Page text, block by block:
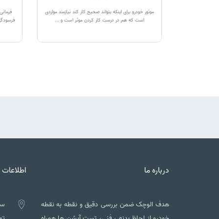
موتور خودرو برای اینکه بتواند صحیح کار کند نیازمند مواردی
است که هم در درست کار کردن موثر است و ...
درباره ما
هدف الوچک ضمن بررسی دقیق و نقطه به نقطه